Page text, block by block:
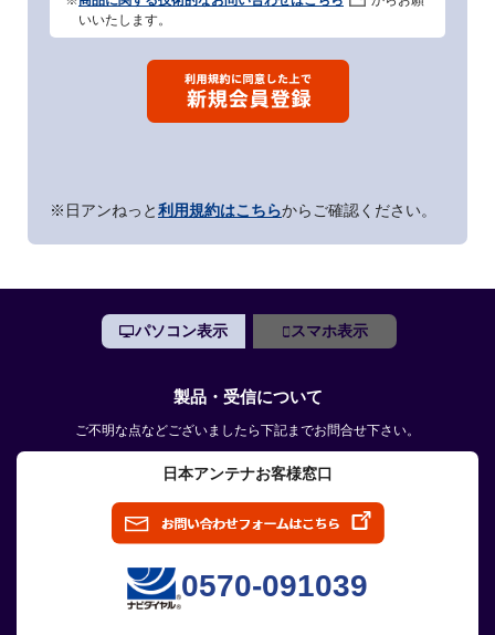
いいたします。
※日アンねっと利用規約はこちらからご確認ください。
パソコン表示 スマホ表示
製品・受信について
ご不明な点などございましたら下記までお問合せ下さい。
日本アンテナお客様窓口
0570-091039